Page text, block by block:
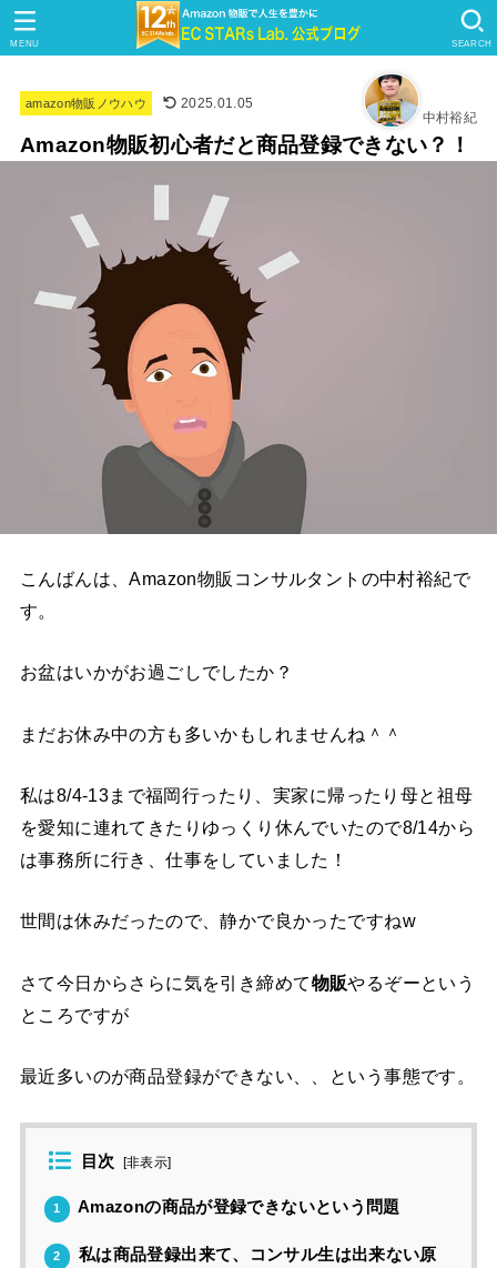
SEARCH
MENU
amazon物販ノウハウ
2025.01.05
中村裕紀
Amazon物販初心者だと商品登録できない？！
こんばんは、Amazon物販コンサルタントの中村裕紀で
す。
お盆はいかがお過ごしでしたか？
まだお休み中の方も多いかもしれませんね＾＾
私は8/4-13まで福岡行ったり、実家に帰ったり母と祖母
を愛知に連れてきたりゆっくり休んでいたので8/14から
は事務所に行き、仕事をしていました！
世間は休みだったので、静かで良かったですねw
さて今日からさらに気を引き締めて物販やるぞーという
ところですが
最近多いのが商品登録ができない、、という事態です。
目次 [非表示]
1 Amazonの商品が登録できないという問題
2
私は商品登録出来て、コンサル生は出来ない原